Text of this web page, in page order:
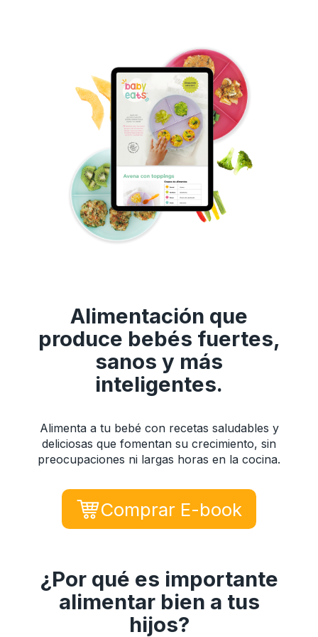
Alimentación que
produce bebés fuertes,
sanos y más
inteligentes.
Alimenta a tu bebé con recetas saludables y
deliciosas que fomentan su crecimiento, sin
preocupaciones ni largas horas en la cocina.
Comprar E-book
¿Por qué es importante
alimentar bien a tus
hijos?